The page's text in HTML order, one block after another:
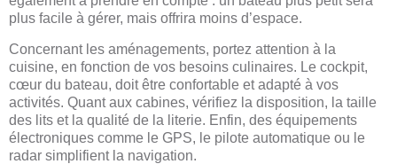
plus facile à gérer, mais offrira moins d’espace.
Concernant les aménagements, portez attention à la
cuisine, en fonction de vos besoins culinaires. Le cockpit,
cœur du bateau, doit être confortable et adapté à vos
activités. Quant aux cabines, vérifiez la disposition, la taille
des lits et la qualité de la literie. Enfin, des équipements
électroniques comme le GPS, le pilote automatique ou le
radar simplifient la navigation.